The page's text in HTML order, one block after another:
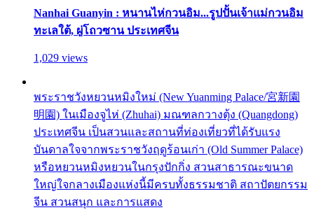
Nanhai Guanyin : หนานไห่กวนอิม...รูปปั้นเจ้าแม่กวนอิม
ทะเลใต้, ผู่โถวซาน ประเทศจีน
1,029 views
พระราชวังหยวนหมิงใหม่ (New Yuanming Palace/宮新園
明園) ในเมืองจูไห่ (Zhuhai) มณฑลกวางตุ้ง (Quangdong)
ประเทศจีน เป็นสวนและสถานที่ท่องเที่ยวที่ได้รับแรง
บันดาลใจจากพระราชวังฤดูร้อนเก่า (Old Summer Palace)
หรือหยวนหมิงหยวนในกรุงปักกิ่ง สวนสาธารณะขนาด
ใหญ่ใจกลางเมืองแห่งนี้มีครบทั้งธรรมชาติ สถาปัตยกรรม
จีน สวนสนุก และการแสดง